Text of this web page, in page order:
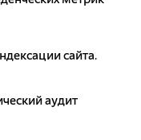
сайта.
аудит